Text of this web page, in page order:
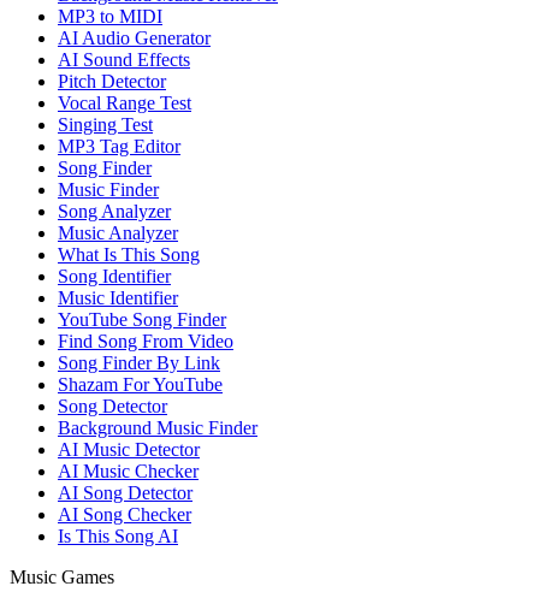
MP3 to MIDI
AI Audio Generator
AI Sound Effects
Pitch Detector
Vocal Range Test
Singing Test
MP3 Tag Editor
Song Finder
Music Finder
Song Analyzer
Music Analyzer
What Is This Song
Song Identifier
Music Identifier
YouTube Song Finder
Find Song From Video
Song Finder By Link
Shazam For YouTube
Song Detector
Background Music Finder
AI Music Detector
AI Music Checker
AI Song Detector
AI Song Checker
Is This Song AI
Music Games